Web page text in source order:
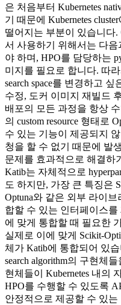
은 처음부터 Kubernetes
기 때문에 Kubernetes
떨어지는 부분이 있습니다.
서 사용하기 위해서는 다음
야 하며, HPO를 담당하는
미지를 필요로 합니다. 따라
search space를 변경하고
수정, 도커 이미지 재빌드
배포의 모든 과정을 항상
의 custom resource 형태로
수 있는 기능이 제공되지
청을 할 수 없기 때문에 발
문제를 효과적으로 해결하
Katib는 자체적으로
도 하지만, 가장 큰 특징은
Optuna와 같은 외부 라이
합할 수 있는 인터페이스
에 맞게 통합할 때 필요한
실제로 이에 맞게 Scikit-
체가 Katib에 통합되어 있습
search algorithm의 구현체
현체들이 Kubernetes 내의
HPO를 수행할 수 있도록
안정적으로 제공할 수 있